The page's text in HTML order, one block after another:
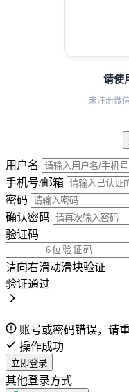
请使
未注册微
用户名
手机号/邮箱
密码
确认密码
验证码
请向右滑动滑块验证
验证通过
账号或密码错误，请
操作成功
立即登录
其他登录方式